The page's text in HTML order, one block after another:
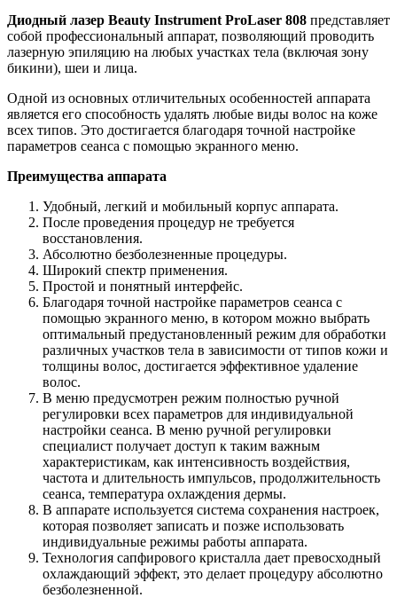
Диодный лазер Beauty Instrument ProLaser 808 представляет
собой профессиональный аппарат, позволяющий проводить
лазерную эпиляцию на любых участках тела (включая зону
бикини), шеи и лица.
Одной из основных отличительных особенностей аппарата
является его способность удалять любые виды волос на коже
всех типов. Это достигается благодаря точной настройке
параметров сеанса с помощью экранного меню.
Преимущества аппарата
Удобный, легкий и мобильный корпус аппарата.
После проведения процедур не требуется
восстановления.
Абсолютно безболезненные процедуры.
Широкий спектр применения.
Простой и понятный интерфейс.
Благодаря точной настройке параметров сеанса с
помощью экранного меню, в котором можно выбрать
оптимальный предустановленный режим для обработки
различных участков тела в зависимости от типов кожи и
толщины волос, достигается эффективное удаление
волос.
В меню предусмотрен режим полностью ручной
регулировки всех параметров для индивидуальной
настройки сеанса. В меню ручной регулировки
специалист получает доступ к таким важным
характеристикам, как интенсивность воздействия,
частота и длительность импульсов, продолжительность
сеанса, температура охлаждения дермы.
В аппарате используется система сохранения настроек,
которая позволяет записать и позже использовать
индивидуальные режимы работы аппарата.
Технология сапфирового кристалла дает превосходный
охлаждающий эффект, это делает процедуру абсолютно
безболезненной.